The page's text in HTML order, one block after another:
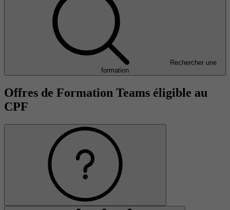
Rechercher une
formation
Offres de Formation Teams éligible au
CPF